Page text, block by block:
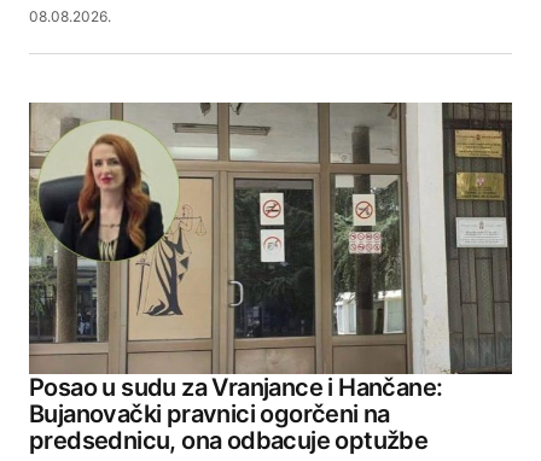
08.08.2026.
Posao u sudu za Vranjance i Hančane:
Bujanovački pravnici ogorčeni na
predsednicu, ona odbacuje optužbe